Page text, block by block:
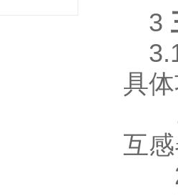
3
具
互
2)